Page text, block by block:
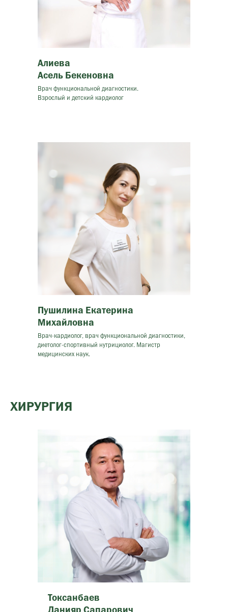
Алиева
Асель Бекеновна
Врач функциональной диагностики.
Взрослый и детский кардиолог
Пушилина Екатерина
Михайловна
Врач-кардиолог, врач функциональной диагностики,
диетолог-спортивный нутрициолог. Магистр
медицинских наук.
ХИРУРГИЯ
Токсанбаев